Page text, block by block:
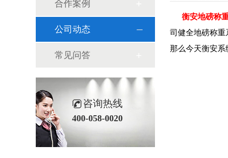
衡安地磅称
司健全地磅称重
那么今天衡安系
合作案例
公司动态
常见问答
咨询热线
400-058-0020